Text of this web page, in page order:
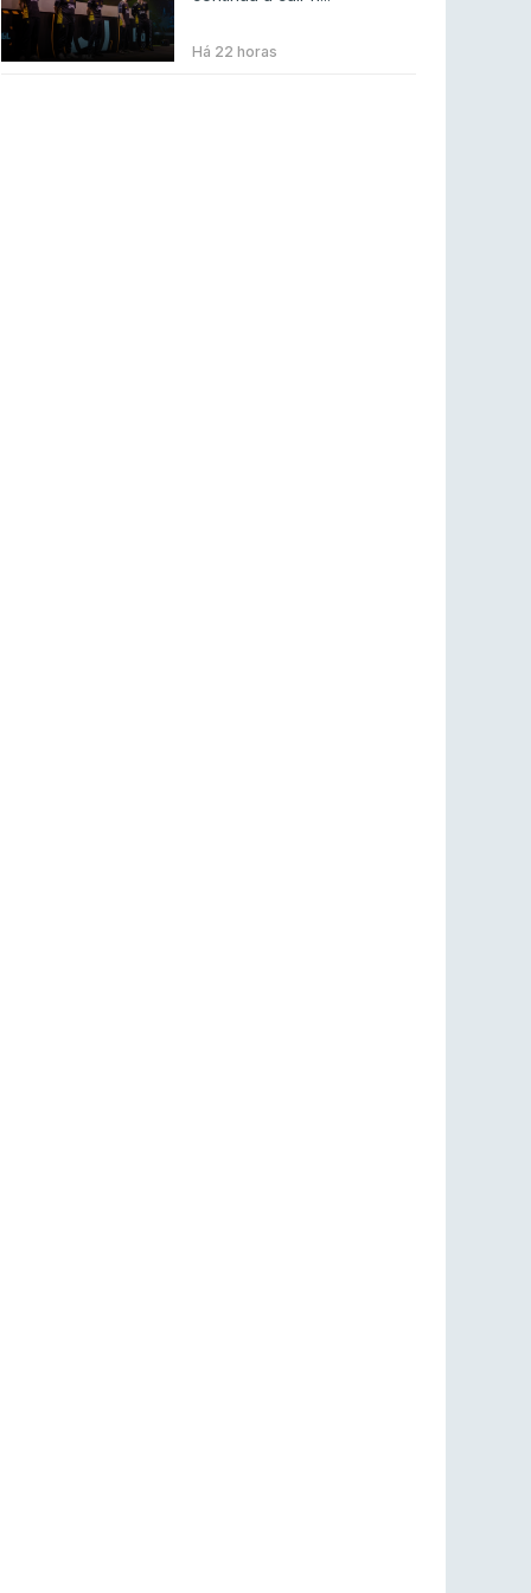
BLAST Bounty S2 na RTP Arena: Regressa o
melhor Counter-Strike
Há 22 horas